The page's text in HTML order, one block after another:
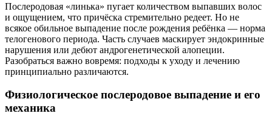
Послеродовая «линька» пугает количеством выпавших волос
и ощущением, что причёска стремительно редеет. Но не
всякое обильное выпадение после рождения ребёнка — норма
телогенового периода. Часть случаев маскирует эндокринные
нарушения или дебют андрогенетической алопеции.
Разобраться важно вовремя: подходы к уходу и лечению
принципиально различаются.
Физиологическое послеродовое выпадение и его
механика